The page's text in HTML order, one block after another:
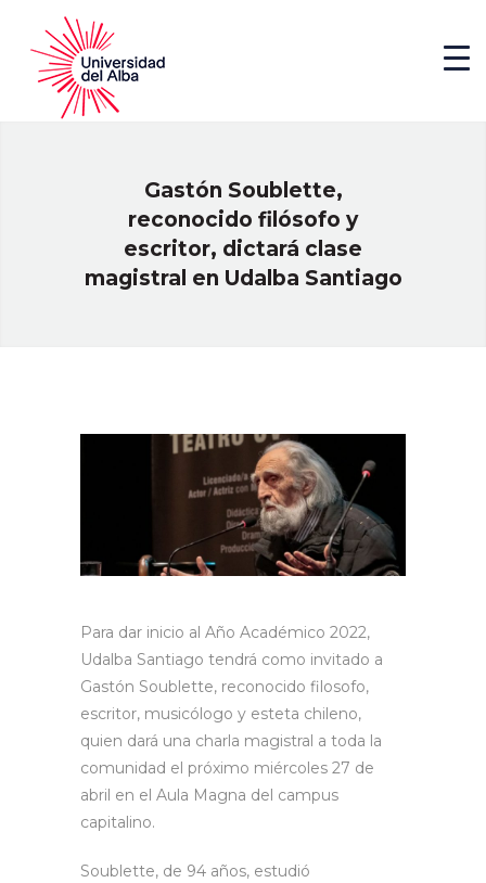
Gastón Soublette,
reconocido filósofo y
escritor, dictará clase
magistral en Udalba Santiago
Para dar inicio al Año Académico 2022,
Udalba Santiago tendrá como invitado a
Gastón Soublette, reconocido filosofo,
escritor, musicólogo y esteta chileno,
quien dará una charla magistral a toda la
comunidad el próximo miércoles 27 de
abril en el Aula Magna del campus
capitalino.
Soublette, de 94 años, estudió